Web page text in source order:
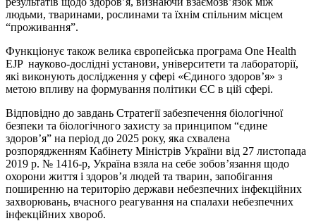
людьми, тваринами, рослинами та їхнім спільним місцем
“проживання”.
Функціонує також велика європейська програма One Health
EJP науково-дослідні установи, університети та лабораторії,
які виконують дослідження у сфері «Єдиного здоров’я» з
метою впливу на формування політики ЄС в цій сфері.
Відповідно до завдань Стратегії забезпечення біологічної
безпеки та біологічного захисту за принципом “єдине
здоров’я” на період до 2025 року, яка схвалена
розпорядженням Кабінету Міністрів України від 27 листопада
2019 р. № 1416-р, Україна взяла на себе зобов’язання щодо
охорони життя і здоров’я людей та тварин, запобігання
поширенню на територію держави небезпечних інфекційних
захворювань, вчасного реагування на спалахи небезпечних
інфекційних хвороб.